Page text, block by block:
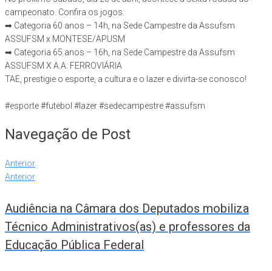
campeonato. Confira os jogos:
➡ Categoria 60 anos – 14h, na Sede Campestre da Assufsm
ASSUFSM x MONTESE/APUSM
➡ Categoria 65 anos – 16h, na Sede Campestre da Assufsm
ASSUFSM X A.A. FERROVIÁRIA
TAE, prestigie o esporte, a cultura e o lazer e divirta-se conosco!
#esporte#futebol #lazer#sedecampestre#assufsm
Navegação de Post
Anterior
Anterior
Audiência na Câmara dos Deputados mobiliza
Técnico Administrativos(as) e professores da
Educação Pública Federal